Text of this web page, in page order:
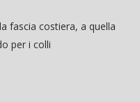
fascia costiera, a quella
per i colli